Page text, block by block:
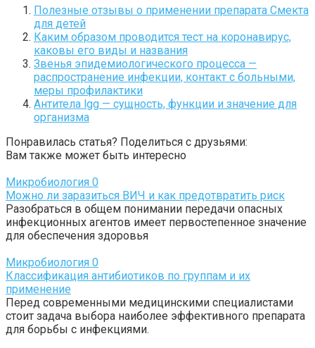
Полезные отзывы о применении препарата Смекта
для детей
Каким образом проводится тест на коронавирус,
каковы его виды и названия
Звенья эпидемиологического процесса —
распространение инфекции, контакт с больными,
меры профилактики
Антитела lgg — сущность, функции и значение для
организма
Понравилась статья? Поделиться с друзьями:
Вам также может быть интересно
Микробиология 0
Можно ли заразиться ВИЧ и как предотвратить риск
Разобраться в общем понимании передачи опасных
инфекционных агентов имеет первостепенное значение
для обеспечения здоровья
Микробиология 0
Классификация антибиотиков по группам и их
применение
Перед современными медицинскими специалистами
стоит задача выбора наиболее эффективного препарата
для борьбы с инфекциями.